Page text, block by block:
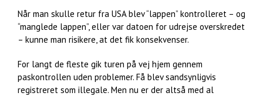
Når man skulle retur fra USA blev “lappen” kontrolleret – og
“manglede lappen”, eller var datoen for udrejse overskredet
– kunne man risikere, at det fik konsekvenser.
For langt de fleste gik turen på vej hjem gennem
paskontrollen uden problemer. Få blev sandsynligvis
registreret som illegale. Men nu er der altså med al